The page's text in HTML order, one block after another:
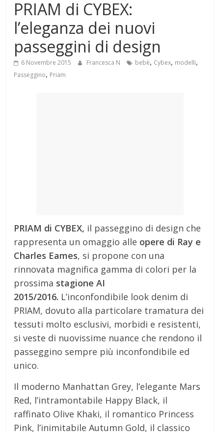
Mondo
PRIAM di CYBEX:
l’eleganza dei nuovi
passeggini di design
6 Novembre 2015 Francesca N bebè, Cybex, modelli,
Passeggino, Priam
PRIAM di CYBEX, il passeggino di design che
rappresenta un omaggio alle opere di Ray e
Charles Eames, si propone con una
rinnovata magnifica gamma di colori per la
prossima stagione AI
2015/2016. L’inconfondibile look denim di
PRIAM, dovuto alla particolare tramatura dei
tessuti molto esclusivi, morbidi e resistenti,
si veste di nuovissime nuance che rendono il
passeggino sempre più inconfondibile ed
unico.
Il moderno Manhattan Grey, l’elegante Mars
Red, l’intramontabile Happy Black, il
raffinato Olive Khaki, il romantico Princess
Pink, l’inimitabile Autumn Gold, il classico